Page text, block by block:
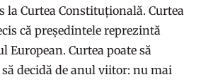
la Curtea Constituțională. Curtea
că președintele reprezintă
European. Curtea poate să
decidă de anul viitor: nu mai